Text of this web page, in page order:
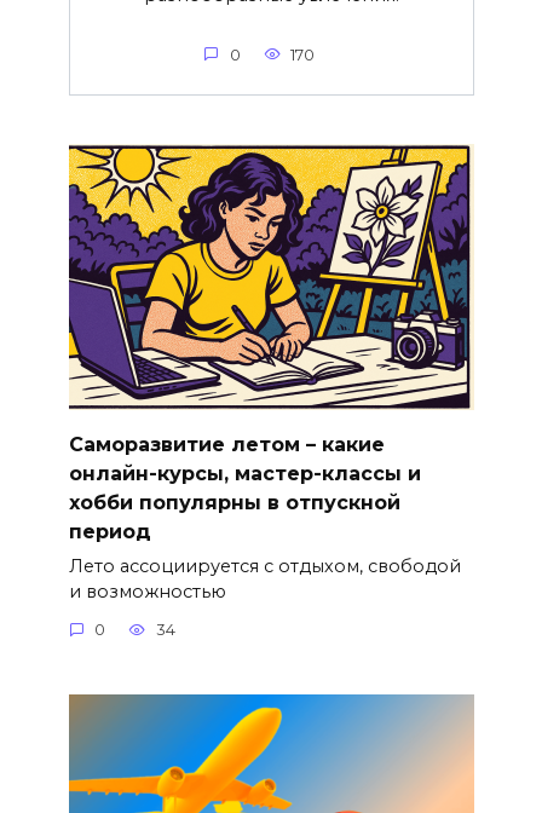
0 170
Саморазвитие летом – какие
онлайн-курсы, мастер-классы и
хобби популярны в отпускной
период
Лето ассоциируется с отдыхом, свободой
и возможностью
0 34